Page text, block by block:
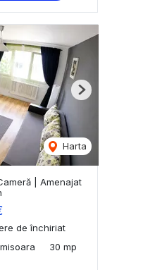
Harta
Next
| Amenajat
de închiriat
30 mp